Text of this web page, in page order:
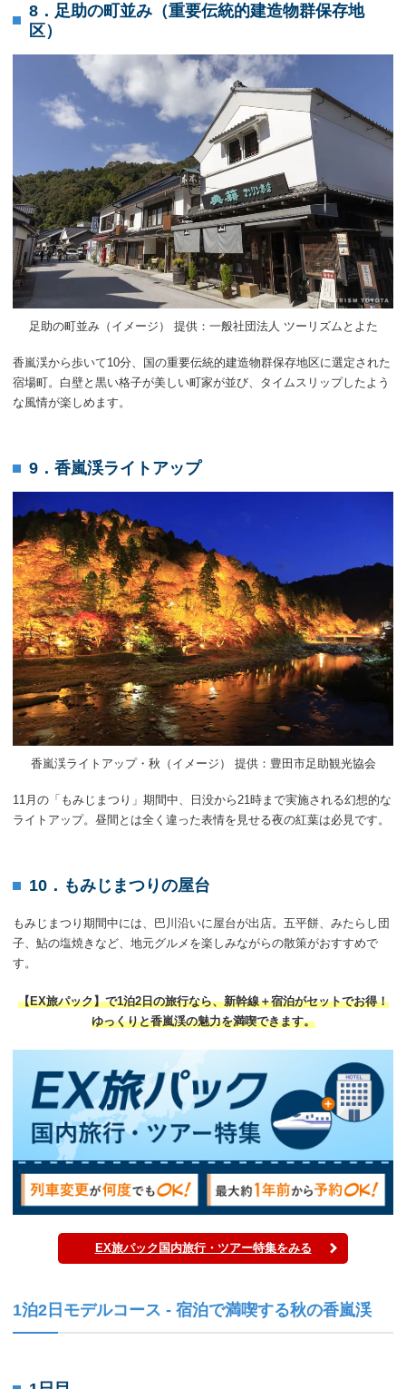
8．足助の町並み（重要伝統的建造物群保存地
区）
足助の町並み（イメージ） 提供：一般社団法人 ツーリズムとよた
香嵐渓から歩いて10分、国の重要伝統的建造物群保存地区に選定された
宿場町。白壁と黒い格子が美しい町家が並び、タイムスリップしたよう
な風情が楽しめます。
9．香嵐渓ライトアップ
香嵐渓ライトアップ・秋（イメージ） 提供：豊田市足助観光協会
11月の「もみじまつり」期間中、日没から21時まで実施される幻想的な
ライトアップ。昼間とは全く違った表情を見せる夜の紅葉は必見です。
10．もみじまつりの屋台
もみじまつり期間中には、巴川沿いに屋台が出店。五平餅、みたらし団
子、鮎の塩焼きなど、地元グルメを楽しみながらの散策がおすすめで
す。
【EX旅パック】で1泊2日の旅行なら、新幹線＋宿泊がセットでお得！
ゆっくりと香嵐渓の魅力を満喫できます。
EX旅パック国内旅行・ツアー特集をみる
1泊2日モデルコース - 宿泊で満喫する秋の香嵐渓